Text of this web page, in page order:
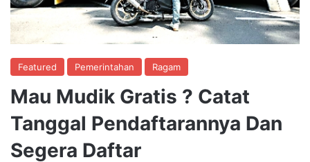
Featured Pemerintahan Ragam
Mau Mudik Gratis ? Catat
Tanggal Pendaftarannya Dan
Segera Daftar